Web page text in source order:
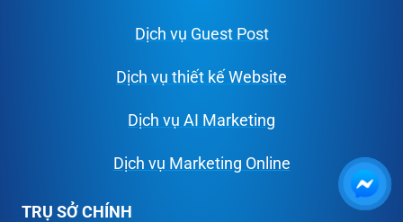
Dịch vụ Guest Post
Dịch vụ thiết kế Website
Dịch vụ AI Marketing
Dịch vụ Marketing Online
TRỤ SỞ CHÍNH